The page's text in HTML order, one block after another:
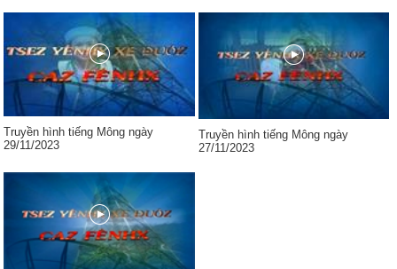
Truyền hình tiếng Mông ngày
29/11/2023
Truyền hình tiếng Mông ngày
27/11/2023